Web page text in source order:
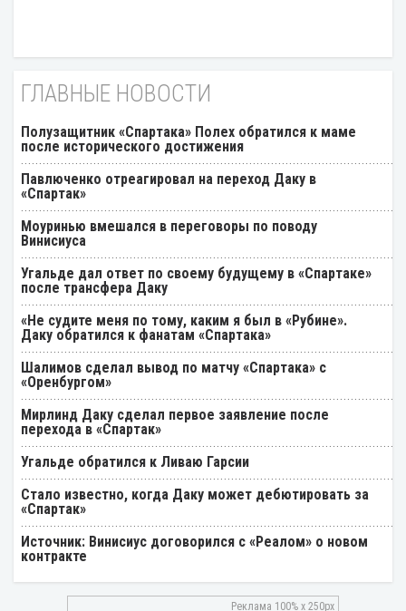
ГЛАВНЫЕ НОВОСТИ
Полузащитник «Спартака» Полех обратился к маме
после исторического достижения
Павлюченко отреагировал на переход Даку в
«Спартак»
Моуринью вмешался в переговоры по поводу
Винисиуса
Угальде дал ответ по своему будущему в «Спартаке»
после трансфера Даку
«Не судите меня по тому, каким я был в «Рубине».
Даку обратился к фанатам «Спартака»
Шалимов сделал вывод по матчу «Спартака» с
«Оренбургом»
Мирлинд Даку сделал первое заявление после
перехода в «Спартак»
Угальде обратился к Ливаю Гарсии
Стало известно, когда Даку может дебютировать за
«Спартак»
Источник: Винисиус договорился с «Реалом» о новом
контракте